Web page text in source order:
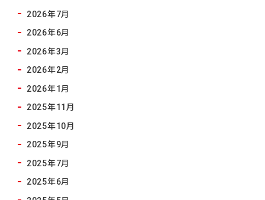
2026年7月
2026年6月
2026年3月
2026年2月
2026年1月
2025年11月
2025年10月
2025年9月
2025年7月
2025年6月